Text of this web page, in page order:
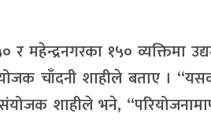
महेन्द्रनगरका १५० व्यक्तिमा
चाँदनी शाहीले बताए ।
शाहीले भने,